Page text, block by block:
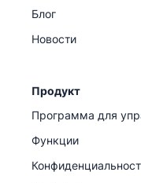
Блог
Новости
Продукт
Программа для
Функции